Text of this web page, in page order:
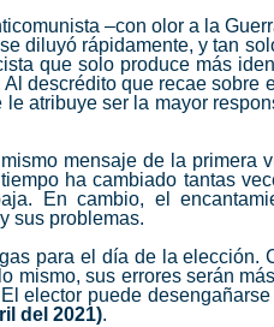
–con olor a la
diluyó rápidamente, y tan
que solo produce más
Al descrédito que recae sobre
atribuye ser la mayor
mensaje de la primera
ha cambiado tantas
En cambio, el
sus problemas.
para el día de la elección.
mismo, sus errores serán
elector puede
del 2021).